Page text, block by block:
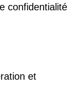
confidentialité
et